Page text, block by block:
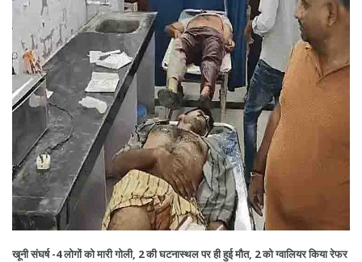
खूनी संघर्ष -4 लोगों को मारी गोली, 2 की घटनास्थल पर ही हुई मौत, 2 को ग्वालियर किया रेफर